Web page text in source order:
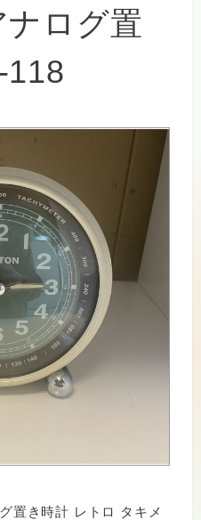
ナログ置
118
置き時計 レトロ タキメ